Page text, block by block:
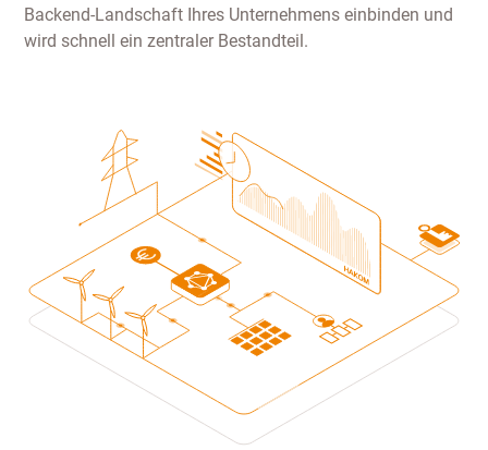
Backend-Landschaft Ihres Unternehmens einbinden und
wird schnell ein zentraler Bestandteil.